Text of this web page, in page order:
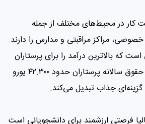
کار در محیط‌های مختلف از جمله
مراکز مراقبتی و مدارس را دارند.
است که بالاترین درآمد را برای پرستاران
ارائه می‌دهد و میانگین حقوق سالانه پرستاران حدود ۴۲.۳۰۰ یورو
جذاب تبدیل می‌کند.
فرصتی ارزشمند برای دانشجویانی است